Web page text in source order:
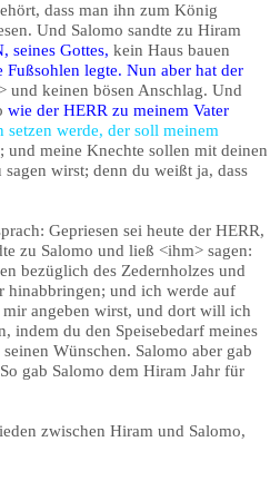
dass man ihn zum König
Und Salomo sandte zu Hiram
seines Gottes, kein Haus bauen
Fußsohlen legte.Nun aber hat der
und keinen bösen Anschlag. Und
wie der HERR zu meinem Vater
werde, der soll meinem
und meine Knechte sollen mit deinen
wirst; denn du weißt ja, dass
Gepriesen sei heute der HERR,
zu Salomo und ließ <ihm> sagen:
bezüglich des Zedernholzes und
hinabbringen; und ich werde auf
mir angeben wirst, und dort will ich
indem du den Speisebedarf meines
Wünschen. Salomo aber gab
gab Salomo dem Hiram Jahr für
zwischen Hiram und Salomo,